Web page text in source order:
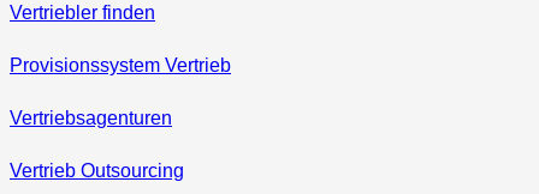
Vertriebler finden
Provisionssystem Vertrieb
Vertriebsagenturen
Vertrieb Outsourcing